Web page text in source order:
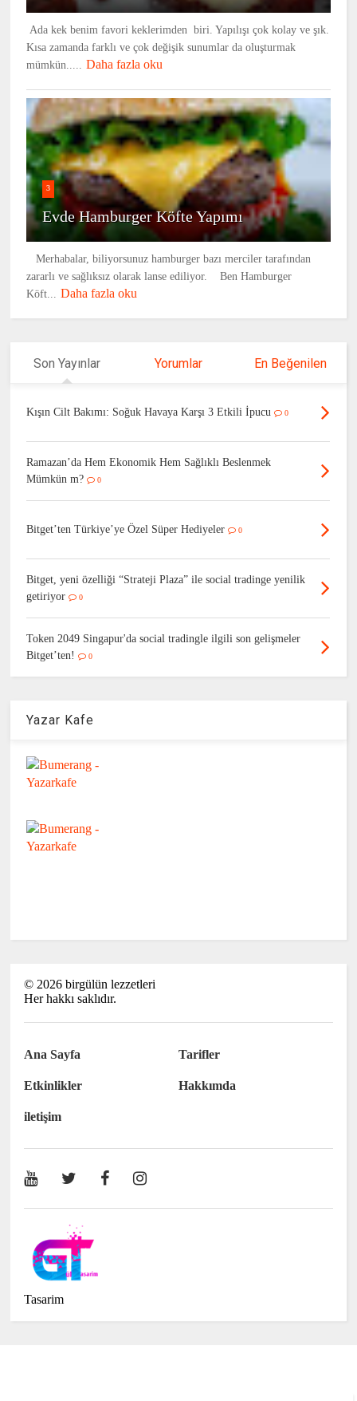
Ada kek benim favori keklerimden biri. Yapılışı çok kolay ve şık.
Kısa zamanda farklı ve çok değişik sunumlar da oluşturmak
mümkün..... Daha fazla oku
3
Evde Hamburger Köfte Yapımı
Merhabalar, biliyorsunuz hamburger bazı merciler tarafından
zararlı ve sağlıksız olarak lanse ediliyor. Ben Hamburger
Köft... Daha fazla oku
Son Yayınlar Yorumlar En Beğenilen
Kışın Cilt Bakımı: Soğuk Havaya Karşı 3 Etkili İpucu 0
Ramazan’da Hem Ekonomik Hem Sağlıklı Beslenmek
Mümkün m?
0
Bitget’ten Türkiye’ye Özel Süper Hediyeler 0
Bitget, yeni özelliği “Strateji Plaza” ile social tradinge yenilik
getiriyor
0
Token 2049 Singapur'da social tradingle ilgili son gelişmeler
Bitget’ten!
0
Yazar Kafe
© 2026 birgülün lezzetleri
Her hakkı saklıdır.
Ana Sayfa Tarifler
Etkinlikler Hakkımda
iletişim
Tasarim